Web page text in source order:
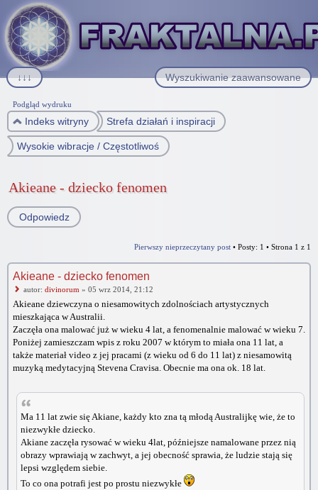
Wyszukiwanie zaawansowane
↓↓↓
Podgląd wydruku
Indeks witryny Strefa działań i inspiracji
Wysokie wibracje / Częstotliwości indygo
Akieane - dziecko fenomen
Odpowiedz
Pierwszy nieprzeczytany post • Posty: 1 • Strona 1 z 1
Akieane - dziecko fenomen
autor: divinorum » 05 wrz 2014, 21:12
Akieane dziewczyna o niesamowitych zdolnościach artystycznych
mieszkająca w Australii.
Zaczęła ona malować już w wieku 4 lat, a fenomenalnie malować w wieku 7.
Poniżej zamieszczam wpis z roku 2007 w którym to miała ona 11 lat, a
także materiał video z jej pracami (z wieku od 6 do 11 lat) z niesamowitą
muzyką medytacyjną Stevena Cravisa. Obecnie ma ona ok. 18 lat.
Ma 11 lat zwie się Akiane, każdy kto zna tą młodą Australijkę wie, że to
niezwykłe dziecko.
Akiane zaczęła rysować w wieku 4lat, późniejsze namalowane przez nią
obrazy wprawiają w zachwyt, a jej obecność sprawia, że ludzie stają się
lepsi względem siebie.
To co ona potrafi jest po prostu niezwykłe